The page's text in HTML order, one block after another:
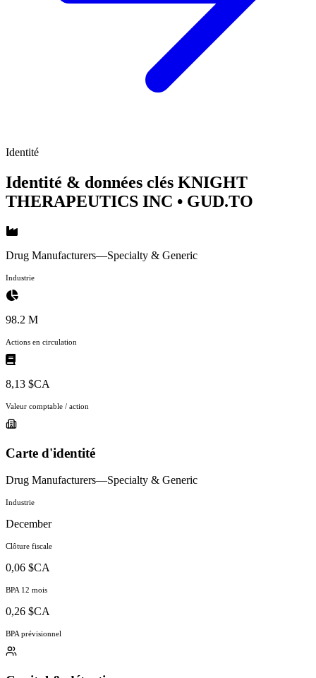
Identité
Identité & données clés KNIGHT
THERAPEUTICS INC • GUD.TO
Drug Manufacturers—Specialty & Generic
Industrie
98.2 M
Actions en circulation
8,13 $CA
Valeur comptable / action
Carte d'identité
Drug Manufacturers—Specialty & Generic
Industrie
December
Clôture fiscale
0,06 $CA
BPA 12 mois
0,26 $CA
BPA prévisionnel